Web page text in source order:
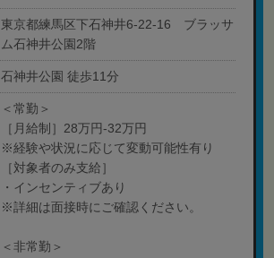
東京都練馬区下石神井6-22-16 ブラッサ
ム石神井公園2階
石神井公園 徒歩11分
＜常勤＞
［月給制］28万円-32万円
※経験や状況に応じて変動可能性有り
［対象者のみ支給］
・インセンティブあり
※詳細は面接時にご確認ください。
＜非常勤＞